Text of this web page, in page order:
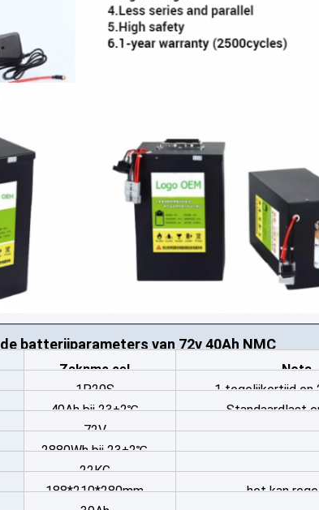
de batterijparameters van 72v 40Ah NMC
Zaknmc cel
Nota
1P20S
1 tegelijkertijd en
40Ah bij 23±2℃
Standaardlast
72V
2880Wh bij 23±2℃
22KG
188*210*280mm
het kan